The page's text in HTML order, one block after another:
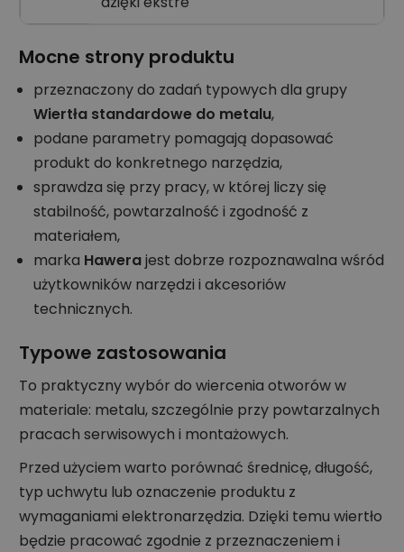
Mocne strony produktu
przeznaczony do zadań typowych dla grupy
Wiertła standardowe do metalu,
podane parametry pomagają dopasować
produkt do konkretnego narzędzia,
sprawdza się przy pracy, w której liczy się
stabilność, powtarzalność i zgodność z
materiałem,
marka Hawerajest dobrze rozpoznawalna wśród
użytkowników narzędzi i akcesoriów
technicznych.
Typowe zastosowania
To praktyczny wybór do wiercenia otworów w
materiale: metalu, szczególnie przy powtarzalnych
pracach serwisowych i montażowych.
Przed użyciem warto porównać średnicę, długość,
typ uchwytu lub oznaczenie produktu z
wymaganiami elektronarzędzia. Dzięki temu wiertło
będzie pracować zgodnie z przeznaczeniem i